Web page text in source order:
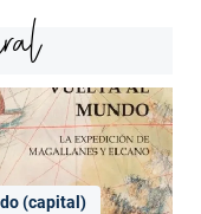
(capital)